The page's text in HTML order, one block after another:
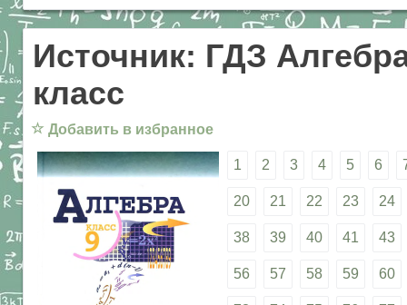
Источник: ГДЗ
класс
☆ Добавить в избранное
1 2 3 4 5 6
20 21 22 23 24
38 39 40 41 43
56 57 58 59 60